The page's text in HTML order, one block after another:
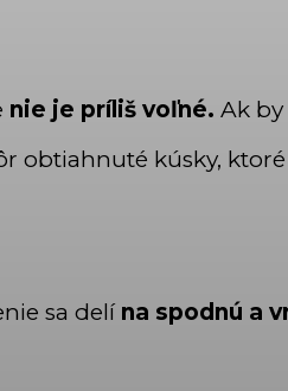
nie je príliš voľné. Ak
obtiahnuté kúsky,
sa delí na spodnú a